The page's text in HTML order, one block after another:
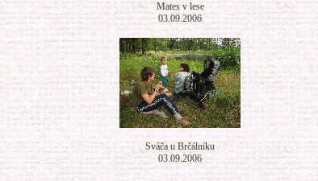
Mates v lese
03.09.2006
Sváča u Brčálníku
03.09.2006